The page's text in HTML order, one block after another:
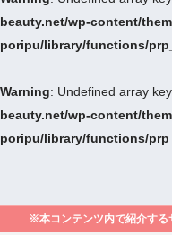
beauty.net/wp-content/
poripu/library/functions/
Warning: Undefined array
beauty.net/wp-content/
poripu/library/functions/
※本コンテンツ内で紹介する